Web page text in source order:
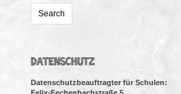
DATENSCHUTZ
Datenschutzbeauftragter für Schulen:
Felix-Fechenbachstraße 5